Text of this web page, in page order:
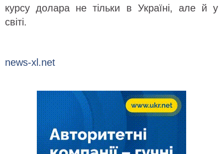
курсу долара не тільки в Україні, але й у
світі.
news-xl.net